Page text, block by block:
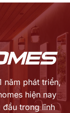
40.588.000 ₫.
32.475.600 ₫.
năm phát triển,
hiện nay
đầu trong lĩnh